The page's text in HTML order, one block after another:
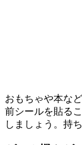
おもちゃや本な
前シールを貼る
しましょう。持